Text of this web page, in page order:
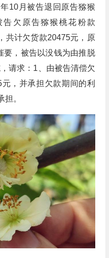
10月被告退回原告猕猴
告欠原告猕猴桃花粉款
共计欠货款20475元，原
要，被告以没钱为由推脱
请求：1、由被告清偿欠
，并承担欠款期间的利
。